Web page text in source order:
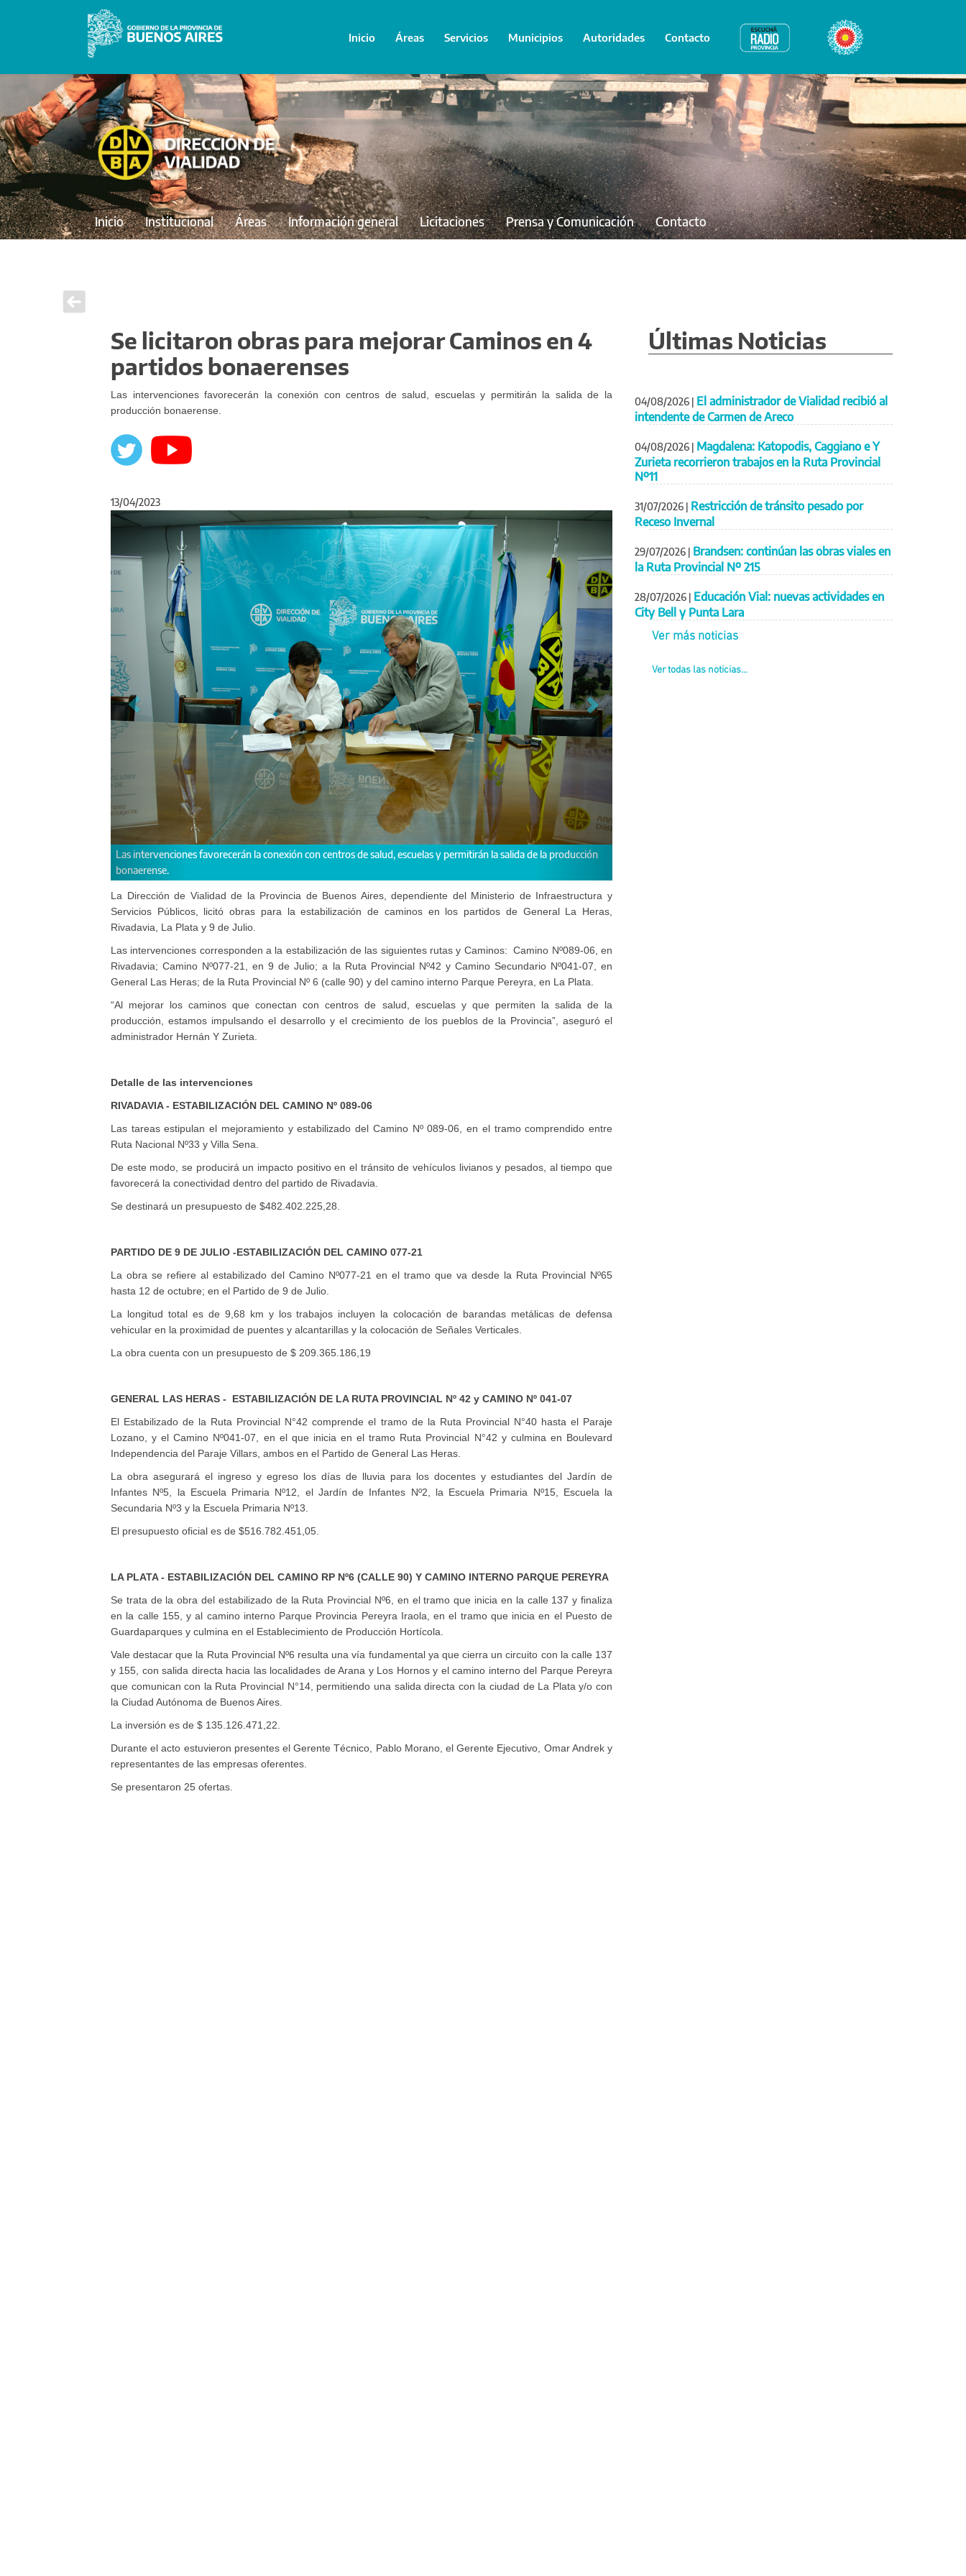
Inicio Áreas Servicios Municipios Autoridades Contacto Radio Provincia Bicentenario
Inicio Institucional Áreas Información general Licitaciones Prensa y Comunicación Contacto
Se licitaron obras para mejorar Caminos en 4
partidos bonaerenses
Las intervenciones favorecerán la conexión con centros de salud, escuelas y permitirán la salida de la
producción bonaerense.
13/04/2023
Las intervenciones favorecerán la conexión con centros de salud, escuelas y permitirán la salida de la producción
bonaerense.
Anterior Siguiente
La Dirección de Vialidad de la Provincia de Buenos Aires, dependiente del Ministerio de Infraestructura y
Servicios Públicos, licitó obras para la estabilización de caminos en los partidos de General La Heras,
Rivadavia, La Plata y 9 de Julio.
Las intervenciones corresponden a la estabilización de las siguientes rutas y Caminos: Camino Nº089-06, en
Rivadavia; Camino Nº077-21, en 9 de Julio; a la Ruta Provincial Nº42 y Camino Secundario Nº041-07, en
General Las Heras; de la Ruta Provincial Nº 6 (calle 90) y del camino interno Parque Pereyra, en La Plata.
“Al mejorar los caminos que conectan con centros de salud, escuelas y que permiten la salida de la
producción, estamos impulsando el desarrollo y el crecimiento de los pueblos de la Provincia”, aseguró el
administrador Hernán Y Zurieta.
Detalle de las intervenciones
RIVADAVIA - ESTABILIZACIÓN DEL CAMINO Nº 089-06
Las tareas estipulan el mejoramiento y estabilizado del Camino Nº 089-06, en el tramo comprendido entre
Ruta Nacional Nº33 y Villa Sena.
De este modo, se producirá un impacto positivo en el tránsito de vehículos livianos y pesados, al tiempo que
favorecerá la conectividad dentro del partido de Rivadavia.
Se destinará un presupuesto de $482.402.225,28.
PARTIDO DE 9 DE JULIO -ESTABILIZACIÓN DEL CAMINO 077-21
La obra se refiere al estabilizado del Camino Nº077-21 en el tramo que va desde la Ruta Provincial Nº65
hasta 12 de octubre; en el Partido de 9 de Julio.
La longitud total es de 9,68 km y los trabajos incluyen la colocación de barandas metálicas de defensa
vehicular en la proximidad de puentes y alcantarillas y la colocación de Señales Verticales.
La obra cuenta con un presupuesto de $ 209.365.186,19
GENERAL LAS HERAS - ESTABILIZACIÓN DE LA RUTA PROVINCIAL Nº 42 y CAMINO Nº 041-07
El Estabilizado de la Ruta Provincial N°42 comprende el tramo de la Ruta Provincial N°40 hasta el Paraje
Lozano, y el Camino Nº041-07, en el que inicia en el tramo Ruta Provincial N°42 y culmina en Boulevard
Independencia del Paraje Villars, ambos en el Partido de General Las Heras.
La obra asegurará el ingreso y egreso los días de lluvia para los docentes y estudiantes del Jardín de
Infantes Nº5, la Escuela Primaria Nº12, el Jardín de Infantes Nº2, la Escuela Primaria Nº15, Escuela la
Secundaria Nº3 y la Escuela Primaria Nº13.
El presupuesto oficial es de $516.782.451,05.
LA PLATA - ESTABILIZACIÓN DEL CAMINO RP Nº6 (CALLE 90) Y CAMINO INTERNO PARQUE PEREYRA
Se trata de la obra del estabilizado de la Ruta Provincial Nº6, en el tramo que inicia en la calle 137 y finaliza
en la calle 155, y al camino interno Parque Provincia Pereyra Iraola, en el tramo que inicia en el Puesto de
Guardaparques y culmina en el Establecimiento de Producción Hortícola.
Vale destacar que la Ruta Provincial Nº6 resulta una vía fundamental ya que cierra un circuito con la calle 137
y 155, con salida directa hacia las localidades de Arana y Los Hornos y el camino interno del Parque Pereyra
que comunican con la Ruta Provincial N°14, permitiendo una salida directa con la ciudad de La Plata y/o con
la Ciudad Autónoma de Buenos Aires.
La inversión es de $ 135.126.471,22.
Durante el acto estuvieron presentes el Gerente Técnico, Pablo Morano, el Gerente Ejecutivo, Omar Andrek y
representantes de las empresas oferentes.
Se presentaron 25 ofertas.
Últimas Noticias
04/08/2026 | El administrador de Vialidad recibió al
intendente de Carmen de Areco
04/08/2026 | Magdalena: Katopodis, Caggiano e Y
Zurieta recorrieron trabajos en la Ruta Provincial
Nº11
31/07/2026 | Restricción de tránsito pesado por
Receso Invernal
29/07/2026 | Brandsen: continúan las obras viales en
la Ruta Provincial Nº 215
28/07/2026 | Educación Vial: nuevas actividades en
City Bell y Punta Lara
Ver más noticias
Ver todas las noticias...